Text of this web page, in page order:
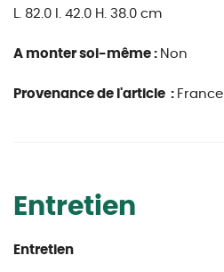
L. 82.0 l. 42.0 H. 38.0 cm
A monter soi-même : Non
Provenance de l'article : France
Entretien
Entretien